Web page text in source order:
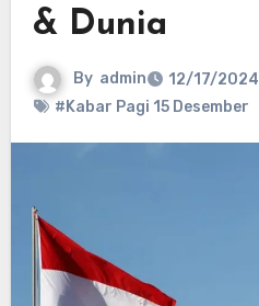
& Dunia
By admin
12/17/2024
#Kabar Pagi 15 Desember